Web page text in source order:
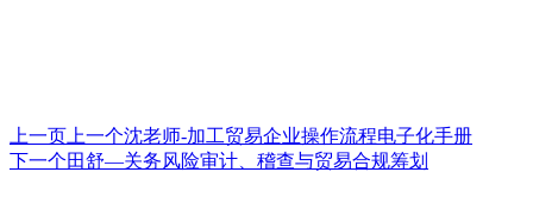
上一页 上一个沈老师-加工贸易企业操作流程电子化手册
下一个田舒—关务风险审计、稽查与贸易合规筹划